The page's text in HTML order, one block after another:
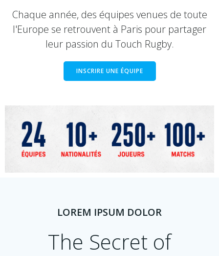
Chaque année, des équipes venues de toute
l'Europe se retrouvent à Paris pour partager
leur passion du Touch Rugby.
INSCRIRE UNE ÉQUIPE
LOREM IPSUM DOLOR
The Secret of